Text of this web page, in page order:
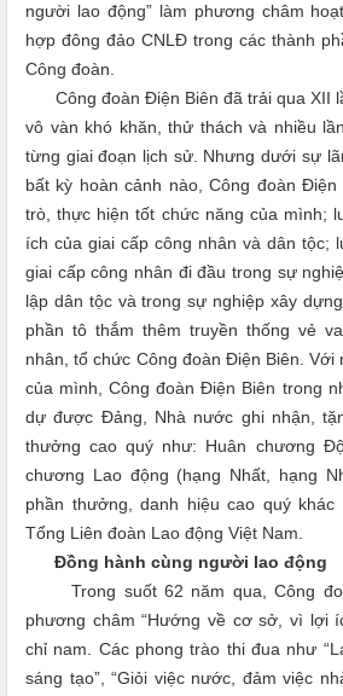
người lao động” làm phương châm
hợp đông đảo CNLĐ trong các thành
Công đoàn.
Công đoàn Điện Biên đã trải qua XII
vô vàn khó khăn, thử thách và nhiều
từng giai đoạn lịch sử. Nhưng dưới sự
bất kỳ hoàn cảnh nào, Công đoàn
trò, thực hiện tốt chức năng của mình;
ích của giai cấp công nhân và dân tộc;
giai cấp công nhân đi đầu trong sự
lập dân tộc và trong sự nghiệp xây
phần tô thắm thêm truyền thống vẻ
nhân, tổ chức Công đoàn Điện Biên. Với
của mình, Công đoàn Điện Biên trong
dự được Đảng, Nhà nước ghi nhận,
thưởng cao quý như: Huân chương
chương Lao động (hạng Nhất, hạng
phần thưởng, danh hiệu cao quý khác
Tổng Liên đoàn Lao động Việt Nam.
Đồng hành cùng người lao động
Trong suốt 62 năm qua, Công
phương châm “Hướng về cơ sở, vì lợi
chỉ nam. Các phong trào thi đua như
sáng tạo”, “Giỏi việc nước, đảm việc